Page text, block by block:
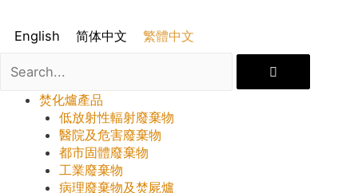
English 简体中文 繁體中文
焚化爐產品
低放射性輻射廢棄物
醫院及危害廢棄物
都市固體廢棄物
工業廢棄物
病理廢棄物及焚屍爐